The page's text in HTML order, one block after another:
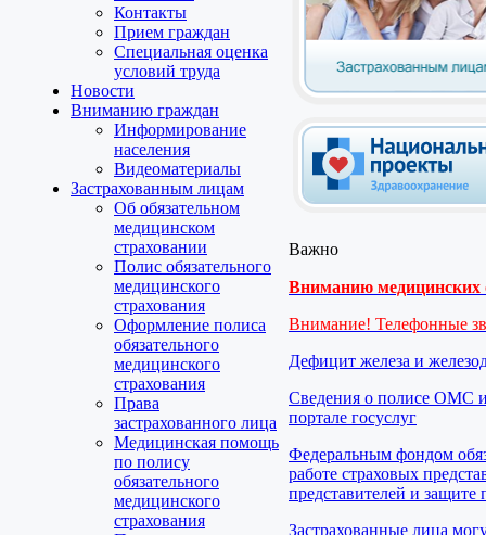
Контакты
Прием граждан
Специальная оценка
условий труда
Новости
Вниманию граждан
Информирование
населения
Видеоматериалы
Застрахованным лицам
Об обязательном
медицинском
страховании
Полис обязательного
медицинского
страхования
Оформление полиса
обязательного
медицинского
страхования
Права
застрахованного лица
Медицинская помощь
по полису
обязательного
медицинского
страхования
Важно
Вниманию медицинских
Внимание! Телефонные
Дефицит железа и
Сведения о полисе ОМС
портале госуслуг
Федеральным фондом
работе страховых
представителей и защите
Застрахованные лица